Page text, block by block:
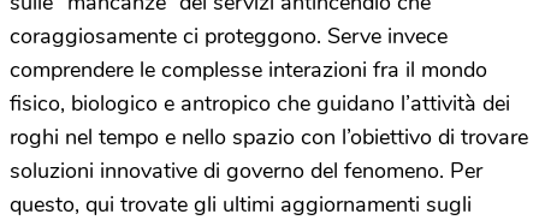
coraggiosamente ci proteggono. Serve invece
comprendere le complesse interazioni fra il mondo
fisico, biologico e antropico che guidano l’attività dei
roghi nel tempo e nello spazio con l’obiettivo di trovare
soluzioni innovative di governo del fenomeno. Per
questo, qui trovate gli ultimi aggiornamenti sugli